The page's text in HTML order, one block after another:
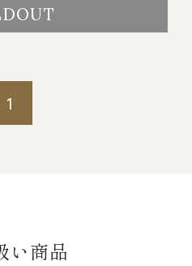
1
い商品